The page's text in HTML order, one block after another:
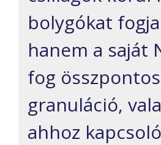
bolygókat
hanem a saját
fog
granuláció,
ahhoz